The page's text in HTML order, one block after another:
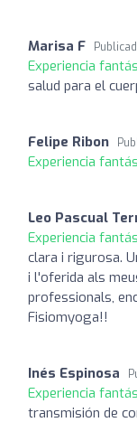
Marisa F
Experiencia
salud para el
Felipe Ribon
Experiencia
Leo Pascual
Experiencia
clara i rigurosa.
i l'oferida als
professionals,
Fisiomyoga!!
Inés Espinosa
Experiencia
transmisión de